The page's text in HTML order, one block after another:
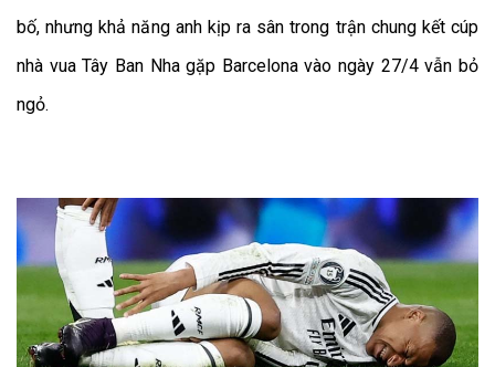
bố, nhưng khả năng anh kịp ra sân trong trận chung kết cúp
nhà vua Tây Ban Nha gặp Barcelona vào ngày 27/4 vẫn bỏ
ngỏ.